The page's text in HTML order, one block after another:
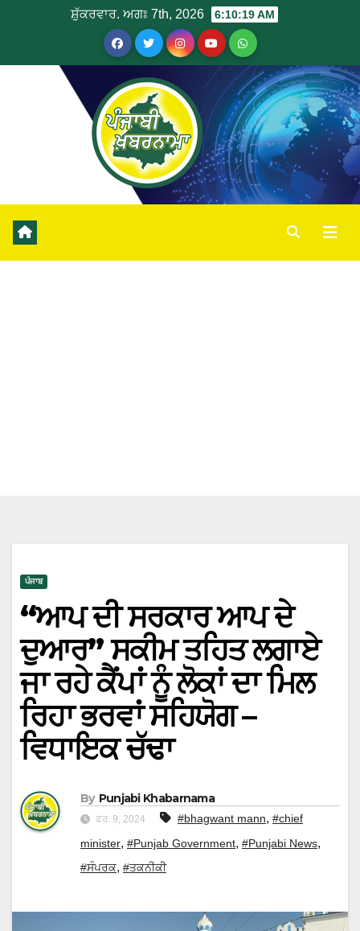
ਸ਼ੁੱਕਰਵਾਰ. ਅਗਃ 7th, 2026 6:10:20 AM
ਪੰਜਾਬ
“ਆਪ ਦੀ ਸਰਕਾਰ ਆਪ ਦੇ
ਦੁਆਰ” ਸਕੀਮ ਤਹਿਤ ਲਗਾਏ
ਜਾ ਰਹੇ ਕੈਂਪਾਂ ਨੂੰ ਲੋਕਾਂ ਦਾ ਮਿਲ
ਰਿਹਾ ਭਰਵਾਂ ਸਹਿਯੋਗ –
ਵਿਧਾਇਕ ਚੱਢਾ
By Punjabi Khabarnama
ਫਰ. 9, 2024 #bhagwant mann, #chief
minister, #Punjab Government, #Punjabi News,
#ਸੰਪਰਕ, #ਤਕਨੀਕੀ